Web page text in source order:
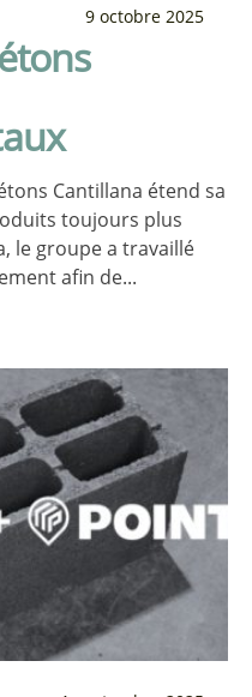
9 octobre 2025
Cantillana étend sa
toujours plus
le groupe a travaillé
afin de...